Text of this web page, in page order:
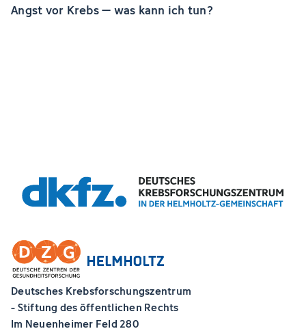
Angst vor Krebs – was kann ich tun?
Deutsches Krebsforschungszentrum
- Stiftung des öffentlichen Rechts
Im Neuenheimer Feld 280